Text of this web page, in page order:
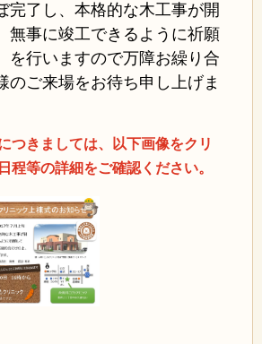
完了し、本格的な木工事が開
無事に竣工できるように祈願
を行いますので万障お繰り合
のご来場をお待ち申し上げま
つきましては、以下画像をクリ
程等の詳細をご確認ください。